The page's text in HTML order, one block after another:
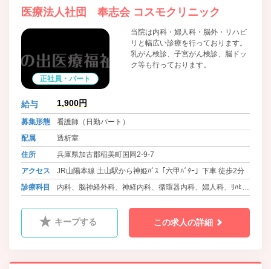
医療法人社団 奉志会 コスモクリニック
正社員・パート
当院は内科・婦人科・脳外・リハビ
リと幅広い診療を行っております。
乳がん検診、子宮がん検診、脳ドッ
ク等も行っております。
給与 1,900円
募集形態
看護師（日勤パート）
配属
透析室
住所
兵庫県加古郡稲美町国岡2-9-7
アクセス
JR山陽本線 土山駅から神姫ﾊﾞｽ「六甲ﾊﾞﾀｰ」下車 徒歩2分
診療科目
内科、脳神経外科、神経内科、循環器内科、婦人科、ﾘﾊﾋﾞﾘ
キープする この求人の詳細